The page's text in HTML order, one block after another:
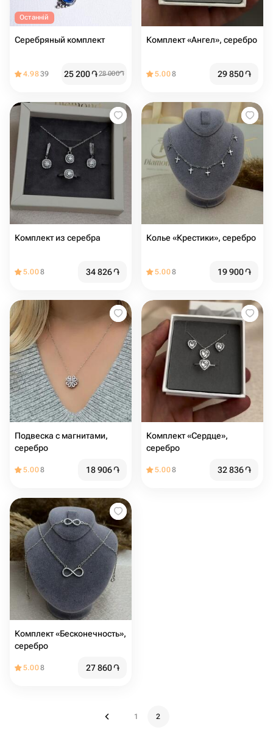
Останній
Серебряный комплект
4.9839 25 200֏28 000֏
Комплект «Ангел», серебро
5.008 29 850֏
Комплект из серебра
5.008 34 826֏
Колье «Крестики», серебро
5.008 19 900֏
Подвеска с магнитами,
серебро
5.008 18 906֏
Комплект «Сердце»,
серебро
5.008 32 836֏
Комплект «Бесконечность»,
серебро
5.008 27 860֏
1 2